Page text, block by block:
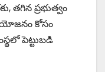
ప్రభుత్వం
కోసం
పెట్టుబడి